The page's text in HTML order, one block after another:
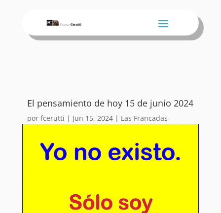
El pensamiento de hoy 15 de junio 2024
porfcerutti | Jun 15, 2024 | Las Francadas